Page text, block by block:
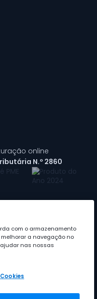
online
N.º 2860
com o armazenamento
a navegação no
nas nossas